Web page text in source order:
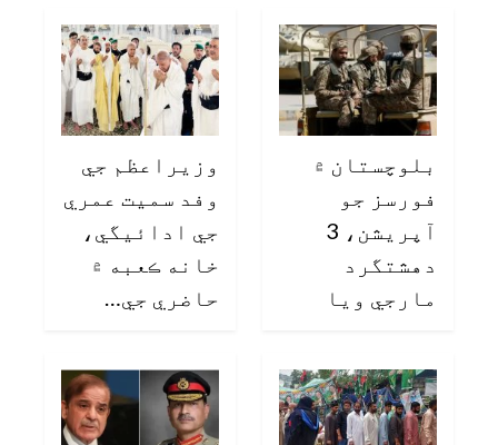
بلوچستان ۾
فورسز جو
آپريشن، 3
دهشتگرد
مارجي ويا
وزيراعظم جي
وفد سميت عمري
جي ادائيگي،
خانه ڪعبه ۾
حاضري جي…